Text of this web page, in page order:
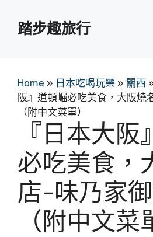
踏步趣旅行
Home » 日本吃喝玩樂 » 關西
阪』道頓崛必吃美食，大阪燒
（附中文菜單）
『日本大
必吃美食，
店-味乃家
（附中文菜